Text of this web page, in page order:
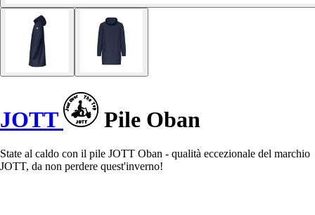
JOTT Pile Oban
State al caldo con il pile JOTT Oban - qualità eccezionale del marchio
JOTT, da non perdere quest'inverno!